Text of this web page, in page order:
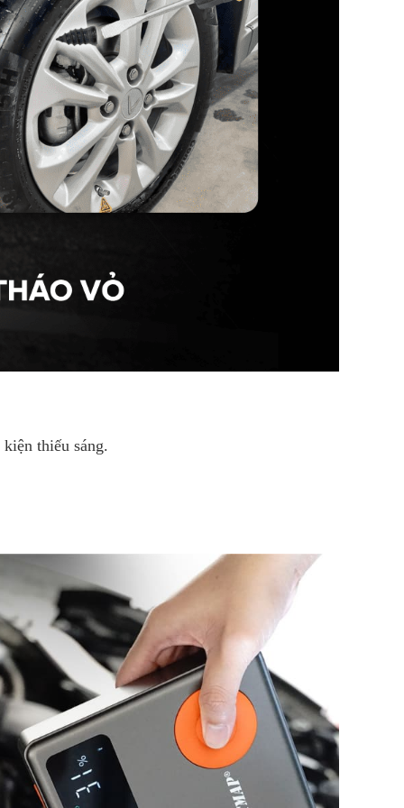
thiếu sáng.